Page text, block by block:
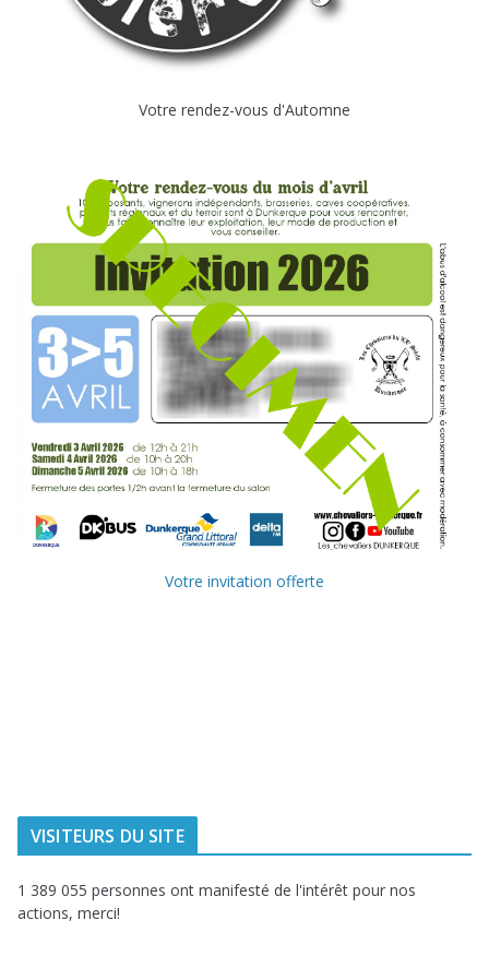
Votre rendez-vous d'Automne
Votre invitation offerte
VISITEURS DU SITE
1 389 055 personnes ont manifesté de l'intérêt pour nos
actions, merci!